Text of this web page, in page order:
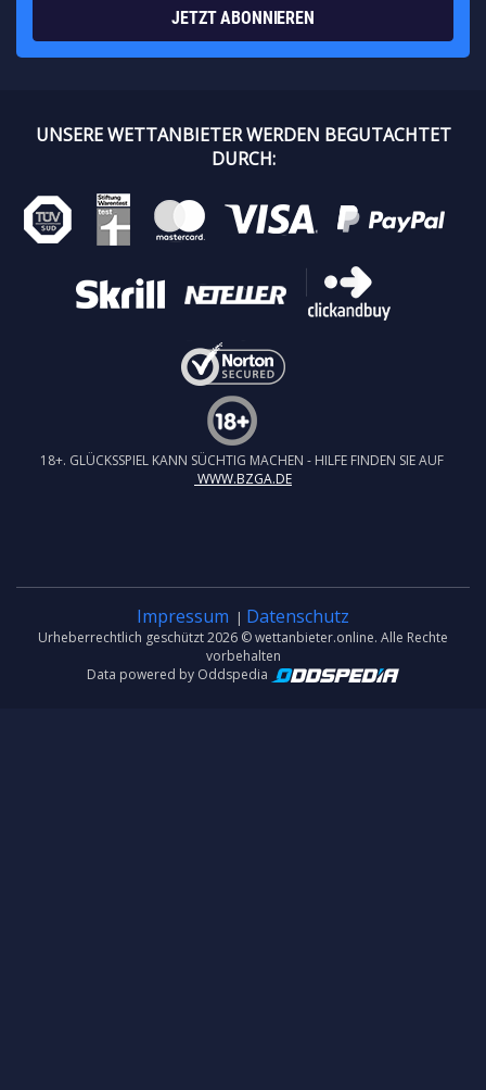
JETZT ABONNIEREN
UNSERE WETTANBIETER WERDEN BEGUTACHTET
DURCH:
18+. GLÜCKSSPIEL KANN SÜCHTIG MACHEN - HILFE FINDEN SIE AUF
WWW.BZGA.DE
Impressum | Datenschutz
Urheberrechtlich geschützt 2026 © wettanbieter.online. Alle Rechte
vorbehalten
Data powered by Oddspedia